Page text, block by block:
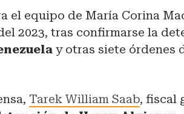
el equipo de María Corina
2023, tras confirmarse la
y otras siete órdenes
Tarek William Saab, fiscal